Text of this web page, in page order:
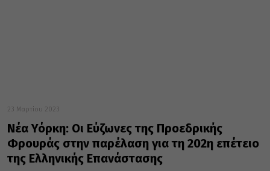
23 Μαρτίου 2023
Νέα Υόρκη: Οι Εύζωνες της Προεδρικής
Φρουράς στην παρέλαση για τη 202η επέτειο
της Ελληνικής Επανάστασης